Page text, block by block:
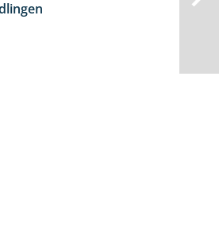
10:51